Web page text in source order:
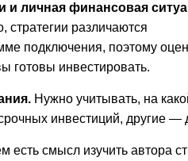
и личная финансовая
стратегии различаются
подключения, поэтому
готовы инвестировать.
Нужно учитывать, на
инвестиций, другие —
есть смысл изучить автора